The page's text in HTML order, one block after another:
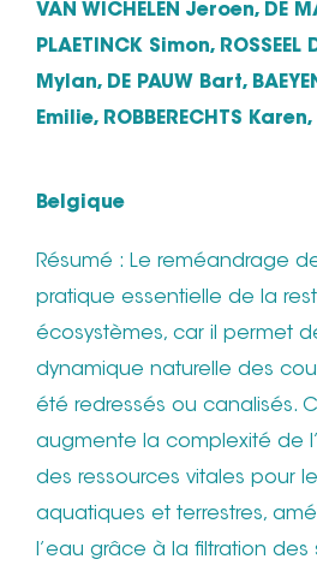
VAN WICHELEN Jeroen, DE
PLAETINCK Simon, ROSSEEL
Mylan, DE PAUW Bart,
Emilie, ROBBERECHTS
Belgique
Résumé : Le reméandrage
pratique essentielle de la
écosystèmes, car il permet
dynamique naturelle des
été redressés ou canalisés.
augmente la complexité de
des ressources vitales pour
aquatiques et terrestres,
l’eau grâce à la filtration des